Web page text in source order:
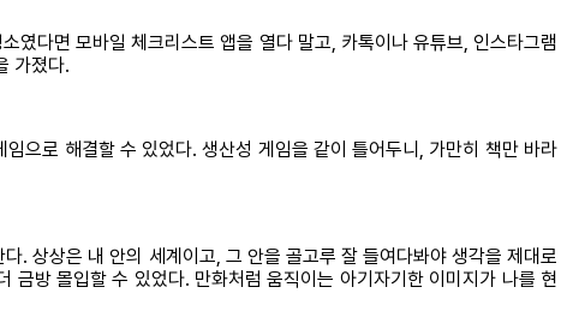
였다면 모바일 체크리스트 앱을 열다 말고, 카톡이나 유튜브, 인스타그램
가졌다.
으로 해결할 수 있었다. 생산성 게임을 같이 틀어두니, 가만히 책만 바라
. 상상은 내 안의 세계이고, 그 안을 골고루 잘 들여다봐야 생각을 제대로
방 몰입할 수 있었다. 만화처럼 움직이는 아기자기한 이미지가 나를 현